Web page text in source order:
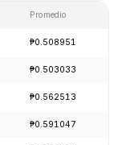
Promedio
₱0.508951
₱0.503033
₱0.562513
₱0.591047